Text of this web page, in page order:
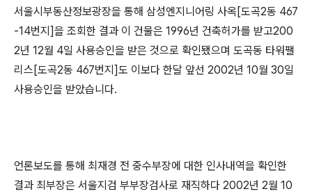
서울시부동산정보광장을 통해 삼성엔지니어링 사옥[도곡2동 467
-14번지]을 조회한 결과 이 건물은 1996년 건축허가를 받고200
2년 12월 4일 사용승인을 받은 것으로 확인됐으며 도곡동 타워팰
리스[도곡2동 467번지]도 이보다 한달 앞선 2002년 10월 30일
사용승인을 받았습니다.
언론보도를 통해 최재경 전 중수부장에 대한 인사내역을 확인한
결과 최부장은 서울지검 부부장검사로 재직하다 2002년 2월 10